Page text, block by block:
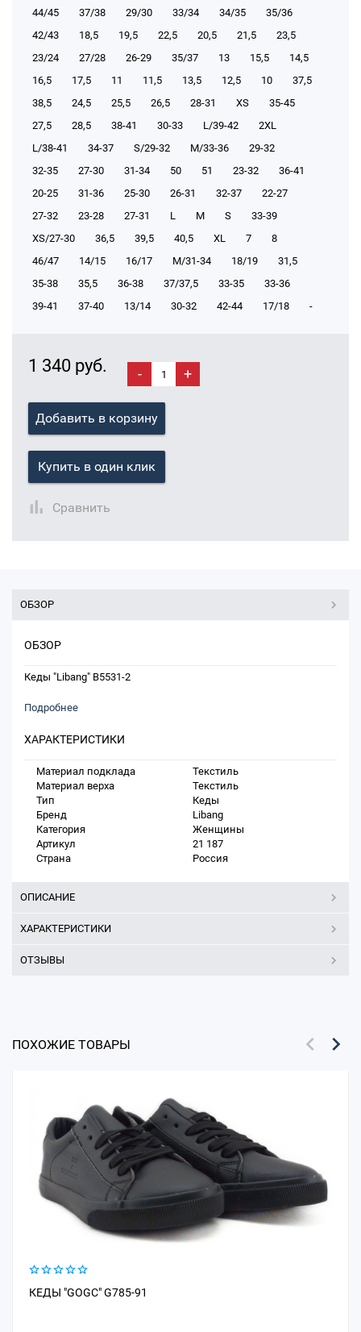
44/45
37/38 29/30 33/34 34/35
35/36
42/43
18,5 19,5 22,5 20,5 21,5
23,5
23/24
27/28 26-29 35/37 13 15,5
14,5
16,5
17,5 11 11,5 13,5 12,5 10
37,5
38,5
24,5 25,5 26,5 28-31 XS
35-45
27,5
28,5 38-41 30-33 L/39-42
2XL
L/38-41
34-37 S/29-32 М/33-36
29-32
32-35
27-30 31-34 50 51 23-32
36-41
20-25
31-36 25-30 26-31 32-37
22-27
27-32
23-28 27-31 L M S
33-39
XS/27-30
36,5 39,5 40,5 XL 7
8
46/47
14/15 16/17 М/31-34 18/19
31,5
35-38
35,5 36-38 37/37,5 33-35
33-36
39-41
37-40 13/14 30-32 42-44 17/18 -
1 340 руб. - +
Добавить в корзину
Купить в один клик
Сравнить
ОБЗОР
ОБЗОР
Кеды "Libang" B5531-2
Подробнее
ХАРАКТЕРИСТИКИ
Материал подклада
Текстиль
Материал верха
Текстиль
Тип
Кеды
Бренд
Libang
Категория
Женщины
Артикул
21 187
Страна
Россия
ОПИСАНИЕ
ХАРАКТЕРИСТИКИ
ОТЗЫВЫ
ПОХОЖИЕ ТОВАРЫ
КЕДЫ "GOGC" G785-91